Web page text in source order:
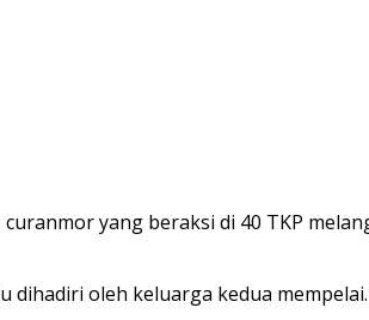
curanmor yang beraksi di 40 TKP
oleh keluarga kedua